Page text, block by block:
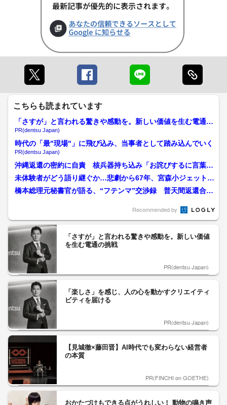
こちらも読まれています
「さすが」と言われる驚きや感動を。新しい価値を生む電通の
挑戦
PR(dentsu Japan)
時代の「最"現場"」に飛び込み、当事者として踏み込んでいく
PR(dentsu Japan)
沖縄返還の密約に自責 核兵器持ち込み「お詫びするに言葉が
ありません」66歳で自ら...
未体験者がどう語り継ぐか…悲劇から67年、宮森小ジェット機
墜落事故の記憶を未来へ...
橋本総理元秘書官が語る、“フテンマ”交渉録 普天間返還合意
Recommended by
「さすが」と言われる驚きや感動を。新しい価値
を生む電通の挑戦
PR(dentsu Japan)
「楽しさ」を感じ、人の心を動かすクリエイティ
ビティを届ける
PR(dentsu Japan)
【見城徹×藤田晋】AI時代でも変わらない経営者
の本質
PR(FINCHI on GOETHE)
おかたづけもできる点がうれしい！ 動物の鳴き声